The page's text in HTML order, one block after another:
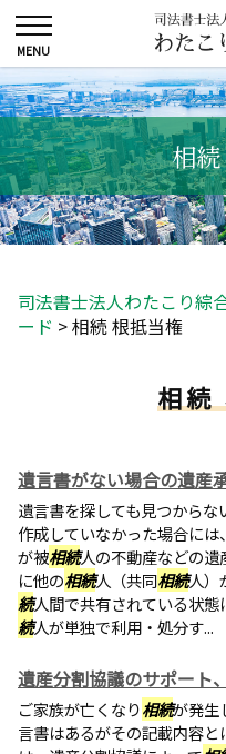
相
司法書士法人わたこり綜
ード >相続 根抵当権
相続
遺言書がない場合の遺産
遺言書を探しても見つからな
作成していなかった場合に
が被相続人の不動産などの遺
に他の相続人（共同相続人）
続人間で共有されている状
続人が単独で利用・処分す...
遺産分割協議のサポート
ご家族が亡くなり相続が発生
言書はあるがその記載内容と